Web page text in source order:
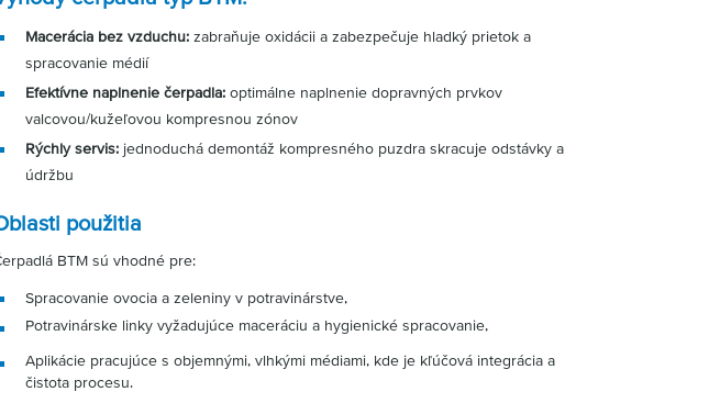
Macerácia bez vzduchu: zabraňuje oxidácii a zabezpečuje hladký prietok a
spracovanie médií
Efektívne naplnenie čerpadla: optimálne naplnenie dopravných prvkov
valcovou/kužeľovou kompresnou zónov
Rýchly servis: jednoduchá demontáž kompresného puzdra skracuje odstávky a
údržbu
použitia
BTM sú vhodné pre:
Spracovanie ovocia a zeleniny v potravinárstve,
Potravinárske linky vyžadujúce maceráciu a hygienické spracovanie,
Aplikácie pracujúce s objemnými, vlhkými médiami, kde je kľúčová integrácia a
čistota procesu.